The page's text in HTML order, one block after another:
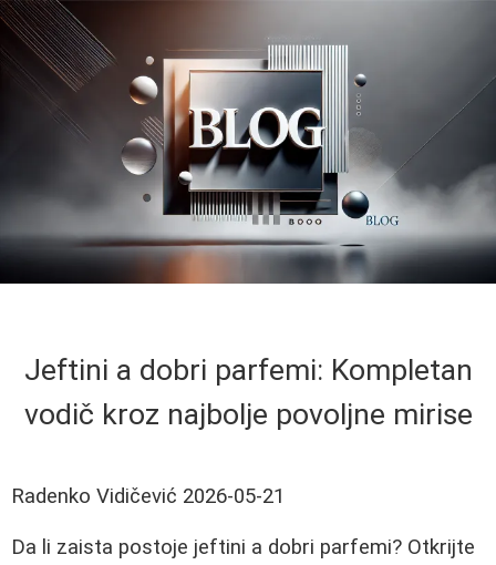
Jeftini a dobri parfemi: Kompletan
vodič kroz najbolje povoljne mirise
Radenko Vidičević 2026-05-21
Da li zaista postoje jeftini a dobri parfemi? Otkrijte